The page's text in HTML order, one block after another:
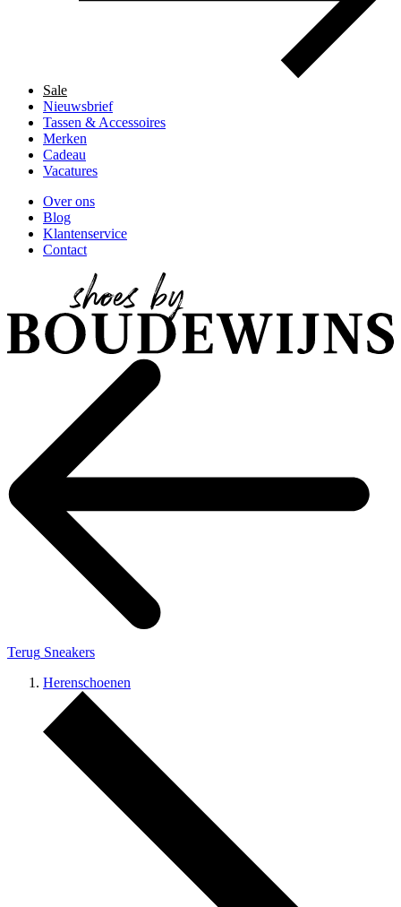
Sale
Nieuwsbrief
Tassen & Accessoires
Merken
Cadeau
Vacatures
Over ons
Blog
Klantenservice
Contact
Terug Sneakers
Herenschoenen